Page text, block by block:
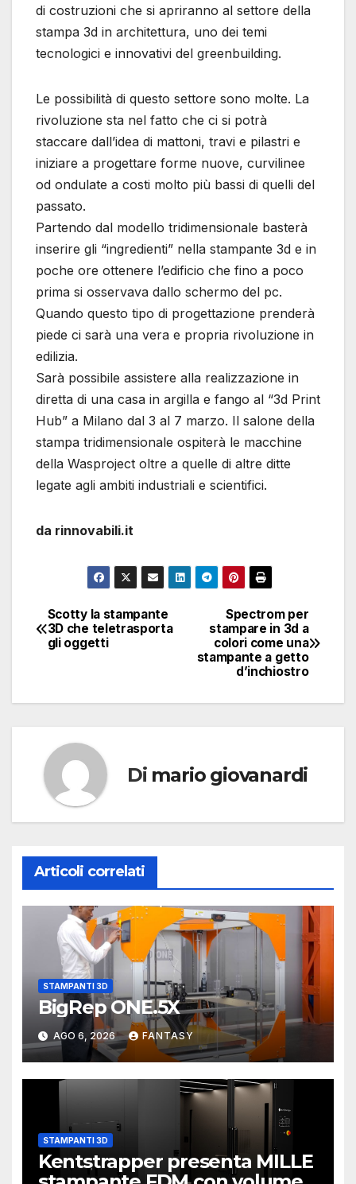
di costruzioni che si apriranno al settore della
stampa 3d in architettura, uno dei temi
tecnologici e innovativi del greenbuilding.
Le possibilità di questo settore sono molte. La
rivoluzione sta nel fatto che ci si potrà
staccare dall’idea di mattoni, travi e pilastri e
iniziare a progettare forme nuove, curvilinee
od ondulate a costi molto più bassi di quelli del
passato.
Partendo dal modello tridimensionale basterà
inserire gli “ingredienti” nella stampante 3d e in
poche ore ottenere l’edificio che fino a poco
prima si osservava dallo schermo del pc.
Quando questo tipo di progettazione prenderà
piede ci sarà una vera e propria rivoluzione in
edilizia.
Sarà possibile assistere alla realizzazione in
diretta di una casa in argilla e fango al “3d Print
Hub” a Milano dal 3 al 7 marzo. Il salone della
stampa tridimensionale ospiterà le macchine
della Wasproject oltre a quelle di altre ditte
legate agli ambiti industriali e scientifici.
da rinnovabili.it
Navigazione
articoli
Spectrom per
stampare in 3d a
colori come una
stampante a getto
d’inchiostro
Scotty la stampante
3D che teletrasporta
gli oggetti
Di mario giovanardi
Articoli correlati
STAMPANTI 3D
BigRep ONE.5X
AGO 6, 2026 FANTASY
STAMPANTI 3D
Kentstrapper presenta MILLE